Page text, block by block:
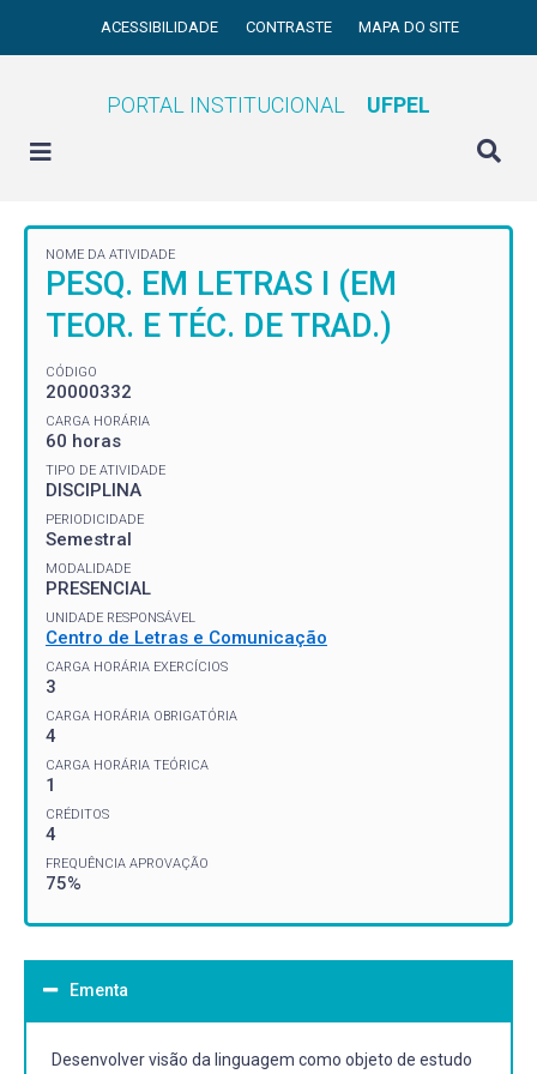
ACESSIBILIDADE CONTRASTE MAPA DO SITE
PORTAL INSTITUCIONAL UFPEL
NOME DA ATIVIDADE
PESQ. EM LETRAS I (EM
TEOR. E TÉC. DE TRAD.)
CÓDIGO
20000332
CARGA HORÁRIA
60 horas
TIPO DE ATIVIDADE
DISCIPLINA
PERIODICIDADE
Semestral
MODALIDADE
PRESENCIAL
UNIDADE RESPONSÁVEL
Centro de Letras e Comunicação
CARGA HORÁRIA EXERCÍCIOS
3
CARGA HORÁRIA OBRIGATÓRIA
4
CARGA HORÁRIA TEÓRICA
1
CRÉDITOS
4
FREQUÊNCIA APROVAÇÃO
75%
Ementa
Desenvolver visão da linguagem como objeto de estudo